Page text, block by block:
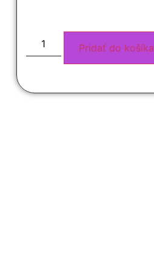
Pridať do košíka